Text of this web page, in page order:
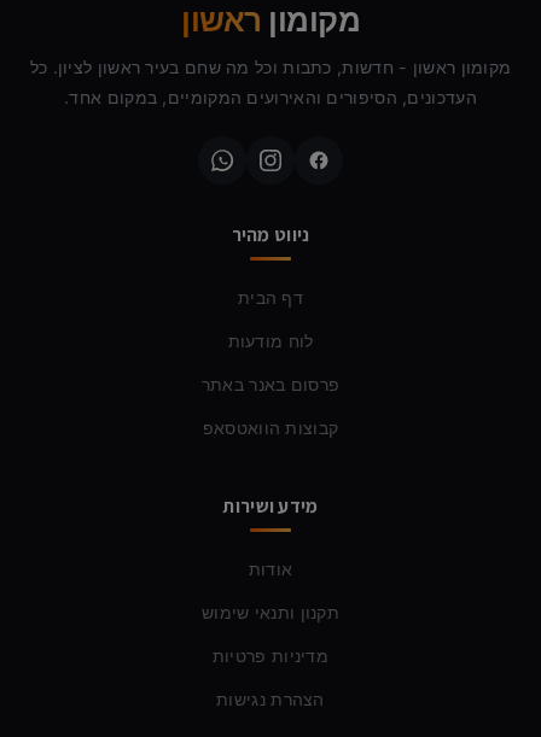
מקומון ראשון
מקומון ראשון - חדשות, כתבות וכל מה שחם בעיר ראשון לציון. כל
העדכונים, הסיפורים והאירועים המקומיים, במקום אחד.
ניווט מהיר
דף הבית
לוח מודעות
פרסום באנר באתר
קבוצות הוואטסאפ
מידע ושירות
אודות
תקנון ותנאי שימוש
מדיניות פרטיות
הצהרת נגישות